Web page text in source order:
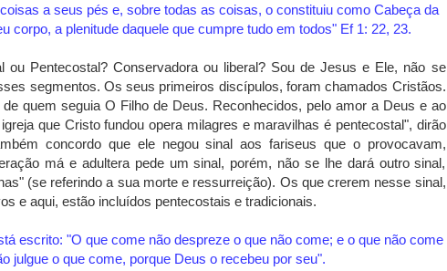
a seus pés e, sobre todas as coisas, o constituiu como Cabeça da
corpo, a plenitude daquele que cumpre tudo em todos" Ef 1: 22, 23.
ou Pentecostal? Conservadora ou liberal? Sou de Jesus e Ele, não se
segmentos. Os seus primeiros discípulos, foram chamados Cristãos.
quem seguia O Filho de Deus. Reconhecidos, pelo amor a Deus e ao
que Cristo fundou opera milagres e maravilhas é pentecostal", dirão
concordo que ele negou sinal aos fariseus que o provocavam,
má e adultera pede um sinal, porém, não se lhe dará outro sinal,
(se referindo a sua morte e ressurreição). Os que crerem nesse sinal,
e aqui, estão incluídos pentecostais e tradicionais.
escrito: "O que come não despreze o que não come; e o que não come
julgue o que come, porque Deus o recebeu por seu".